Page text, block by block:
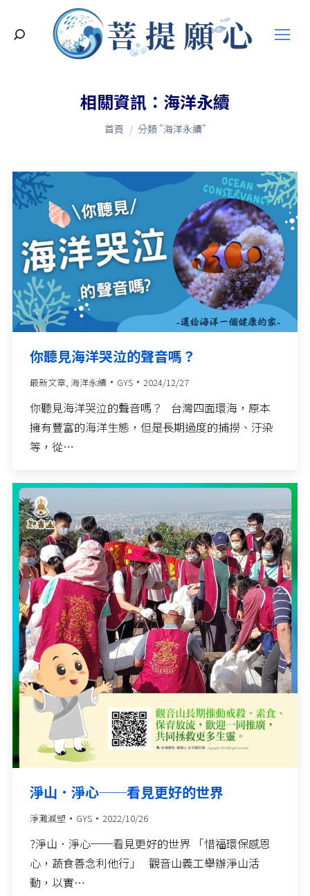
搜
相關資訊： 海洋永續
您在這裡：
首頁 分類 "海洋永續"
你聽見海洋哭泣的聲音嗎？
最新文章, 海洋永續 GYS 2024/12/27
你聽見海洋哭泣的聲音嗎？​ 台灣四面環海，原本
擁有豐富的海洋生態，但是長期過度的捕撈、汙染
等，從…
淨山．淨心──看見更好的世界
淨灘減塑 GYS 2022/10/26
?淨山．淨心──看見更好的世界 「惜福環保感恩
心，蔬食善念利他行」 觀音山義工舉辦淨山活
動，以實…